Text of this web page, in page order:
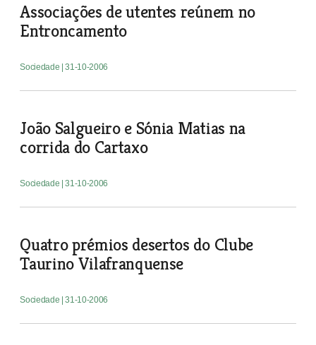
Associações de utentes reúnem no
Entroncamento
Sociedade | 31-10-2006
João Salgueiro e Sónia Matias na
corrida do Cartaxo
Sociedade | 31-10-2006
Quatro prémios desertos do Clube
Taurino Vilafranquense
Sociedade | 31-10-2006